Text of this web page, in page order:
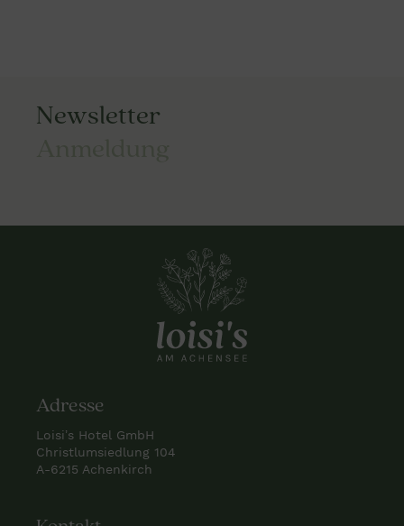
Newsletter
Adresse
Loisi’s Hotel GmbH
Christlumsiedlung 104
A-6215 Achenkirch